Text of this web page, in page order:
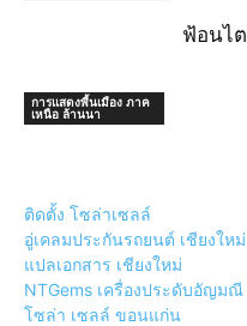
การแสดงพื้นเมือง ภาค
เหนือ ล้านนา
ฟ้อนไต
ติดตั้ง โซล่าเซลล์
อู่เคลมประกันรถยนต์ เชียงใหม่
แปลเอกสาร เชียงใหม่
NTGems เครื่องประดับอัญมณี
โซล่า เซลล์ ขอนแก่น